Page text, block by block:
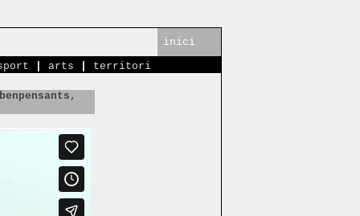
inici
arts territori
,